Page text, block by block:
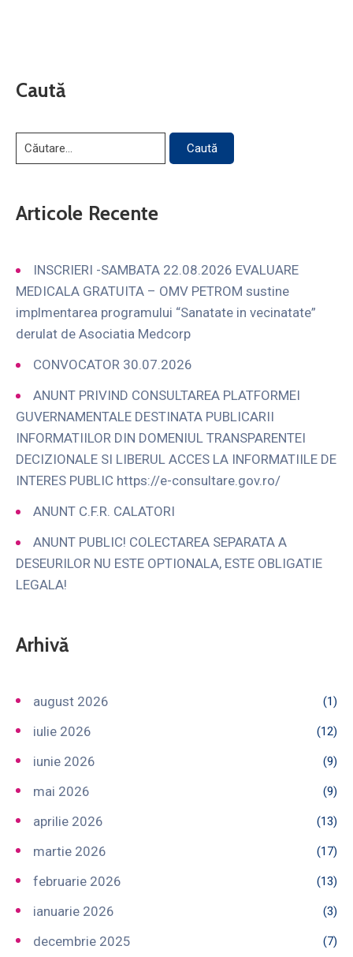
Caută
Articole Recente
INSCRIERI -SAMBATA 22.08.2026 EVALUARE
MEDICALA GRATUITA – OMV PETROM sustine
implmentarea programului “Sanatate in vecinatate”
derulat de Asociatia Medcorp
CONVOCATOR 30.07.2026
ANUNT PRIVIND CONSULTAREA PLATFORMEI
GUVERNAMENTALE DESTINATA PUBLICARII
INFORMATIILOR DIN DOMENIUL TRANSPARENTEI
DECIZIONALE SI LIBERUL ACCES LA INFORMATIILE DE
INTERES PUBLIC https://e-consultare.gov.ro/
ANUNT C.F.R. CALATORI
ANUNT PUBLIC! COLECTAREA SEPARATA A
DESEURILOR NU ESTE OPTIONALA, ESTE OBLIGATIE
LEGALA!
Arhivă
august 2026 (1)
iulie 2026 (12)
iunie 2026 (9)
mai 2026 (9)
aprilie 2026 (13)
martie 2026 (17)
februarie 2026 (13)
ianuarie 2026 (3)
decembrie 2025 (7)